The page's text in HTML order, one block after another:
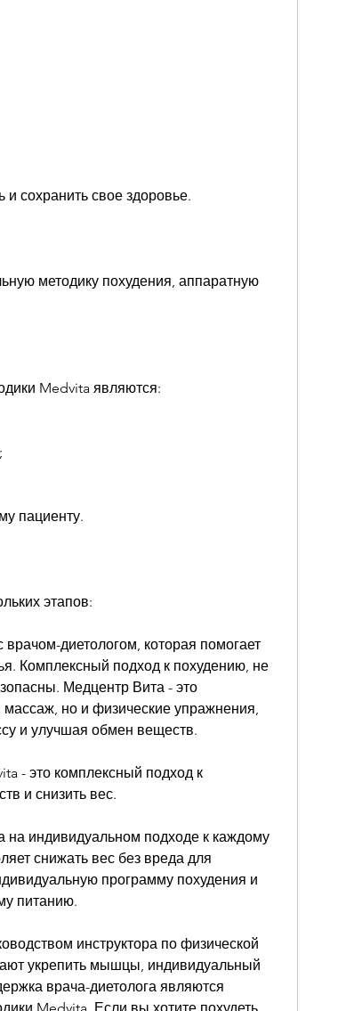
сохранить свое здоровье.
методику похудения, аппаратную
Medvita являются:
пациенту.
этапов:
диетологом, которая помогает
Комплексный подход к похудению, не
Медцентр Вита - это
но и физические упражнения,
и улучшая обмен веществ.
- это комплексный подход к
и снизить вес.
на индивидуальном подходе к каждому
снижать вес без вреда для
программу похудения и
питанию.
инструктора по физической
укрепить мышцы, индивидуальный
врача-диетолога являются